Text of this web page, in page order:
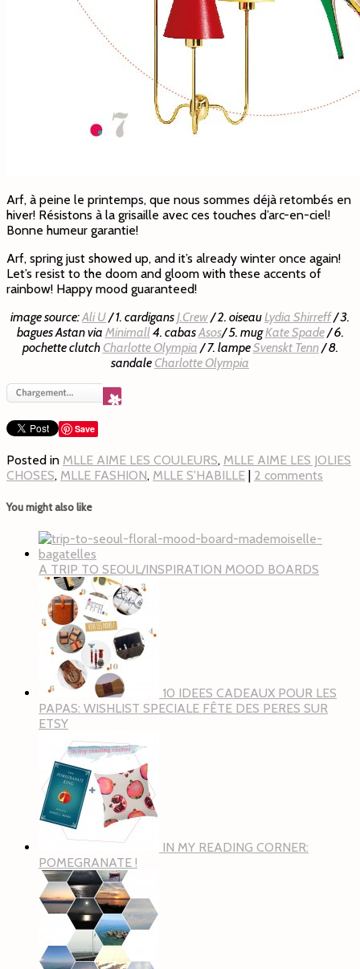
Arf, à peine le printemps, que nous sommes déjà retombés en
hiver! Résistons à la grisaille avec ces touches d’arc-en-ciel!
Bonne humeur garantie!
Arf, spring just showed up, and it’s already winter once again!
Let’s resist to the doom and gloom with these accents of
rainbow! Happy mood guaranteed!
image source:Ali U/ 1. cardigansJ.Crew/ 2. oiseauLydia Shirreff/ 3.
bagues Astan via Minimall4. cabasAsos/ 5. mugKate Spade/ 6.
pochette clutch Charlotte Olympia / 7. lampeSvenskt Tenn/ 8.
sandale Charlotte Olympia
Save
Posted in MLLE AIME LES COULEURS, MLLE AIME LES JOLIES
CHOSES, MLLE FASHION, MLLE S'HABILLE | 2 comments
You might also like
A TRIP TO SEOUL/INSPIRATION MOOD BOARDS
10 IDEES CADEAUX POUR LES
PAPAS: WISHLIST SPECIALE FÊTE DES PERES SUR
ETSY
IN MY READING CORNER:
POMEGRANATE !